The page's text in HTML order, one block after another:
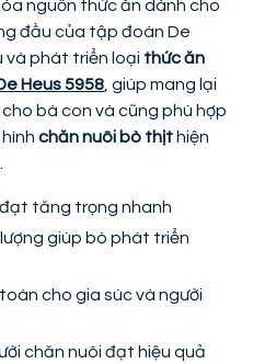
nguồn thức ăn dành cho
đầu của tập đoàn De
và phát triển loại thức ăn
Heus 5958 , giúp mang lại
bà con và cũng phù hợp
chăn nuôi bò thịt hiện
tăng trọng nhanh
giúp bò phát triển
cho gia súc và người
chăn nuôi đạt hiệu quả